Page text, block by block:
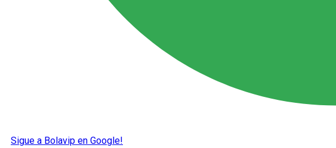
Sigue a Bolavip en Google!